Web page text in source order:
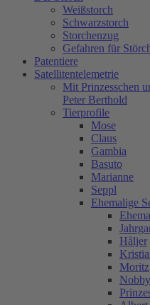
Weißstorch
Schwarzstorch
Storchenzug
Gefahren für
Patentiere
Satellitentelemetrie
Mit Prinzesschen
Peter Berthold
Tierprofile
Mose
Claus
Gambia
Basuto
Marianne
Seppl
Ehemalige
Håljer
Moritz
Nobby